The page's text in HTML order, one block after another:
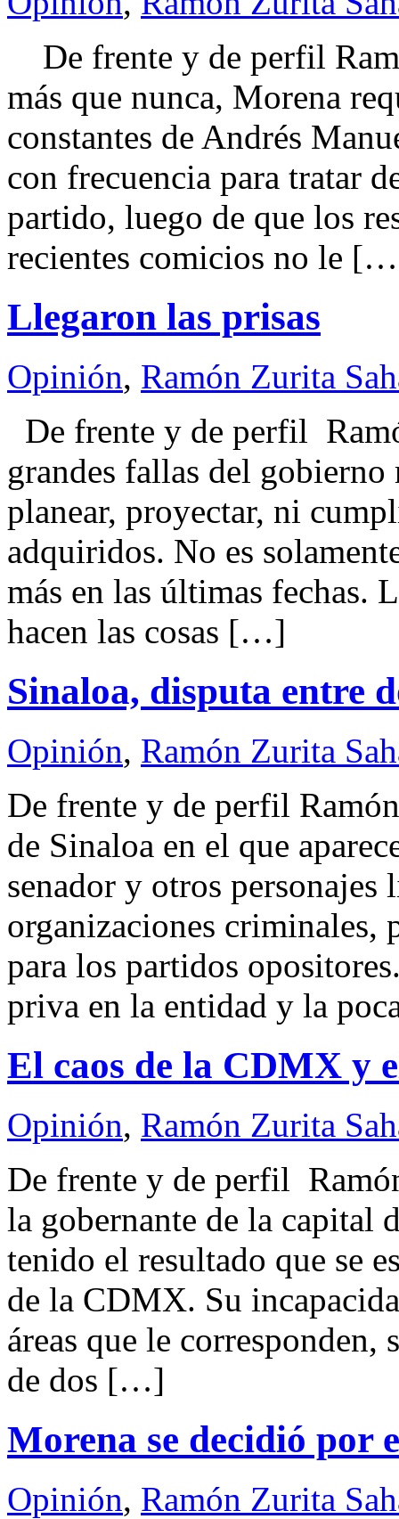
De frente y de perfil
más que nunca, Morena
constantes de Andrés
con frecuencia para tratar
partido, luego de que los
recientes comicios no le
Llegaron las prisas
Opinión, Ramón Zurita
De frente y de perfil
grandes fallas del gobierno
planear, proyectar, ni
adquiridos. No es
más en las últimas fechas.
hacen las cosas […]
Sinaloa, disputa entre
Opinión, Ramón Zurita
De frente y de perfil
de Sinaloa en el que
senador y otros personajes
organizaciones criminales,
para los partidos
priva en la entidad y la
El caos de la CDMX y
Opinión, Ramón Zurita
De frente y de perfil
la gobernante de la capital
tenido el resultado que se
de la CDMX. Su
áreas que le
de dos […]
Morena se decidió por
Opinión, Ramón Zurita